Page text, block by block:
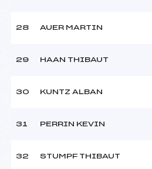
28 AUER MARTIN
29 HAAN THIBAUT
30 KUNTZ ALBAN
31 PERRIN KEVIN
32 STUMPF THIBAUT